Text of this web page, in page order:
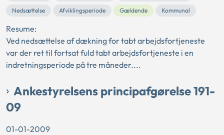
Nedsættelse
Afviklingsperiode Gældende Kommunal
Resume:
Ved nedsættelse af dækning for tabt arbejdsfortjeneste
var der ret til fortsat fuld tabt arbejdsfortjeneste i en
indretningsperiode på tre måneder....
Ankestyrelsens principafgørelse 191-
09
01-01-2009